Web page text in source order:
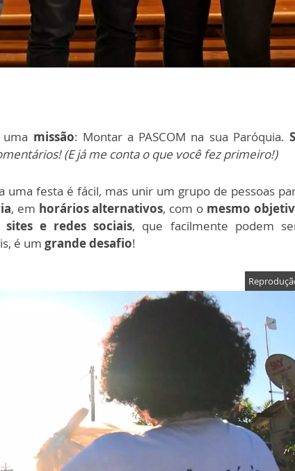
missão: Montar a PASCOM na sua Paróquia.
(E já me conta o que você fez primeiro!)
uma festa é fácil, mas unir um grupo de pessoas
, em horários alternativos, com o mesmo
sites e redes sociais, que facilmente podem
é um grande desafio!